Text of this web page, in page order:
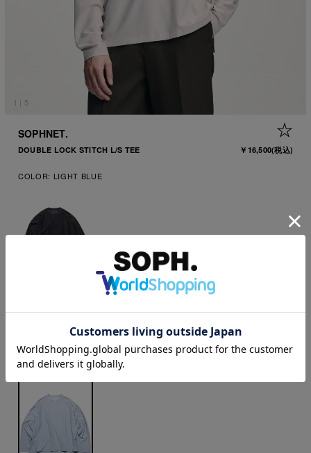
1 | 5
SOPHNET.
DOUBLE LOCK STITCH L/S TEE ￥16,500(税込)
COLOR: LIGHT BLUE